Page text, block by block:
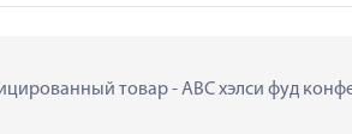
товар - АВС хэлси фуд